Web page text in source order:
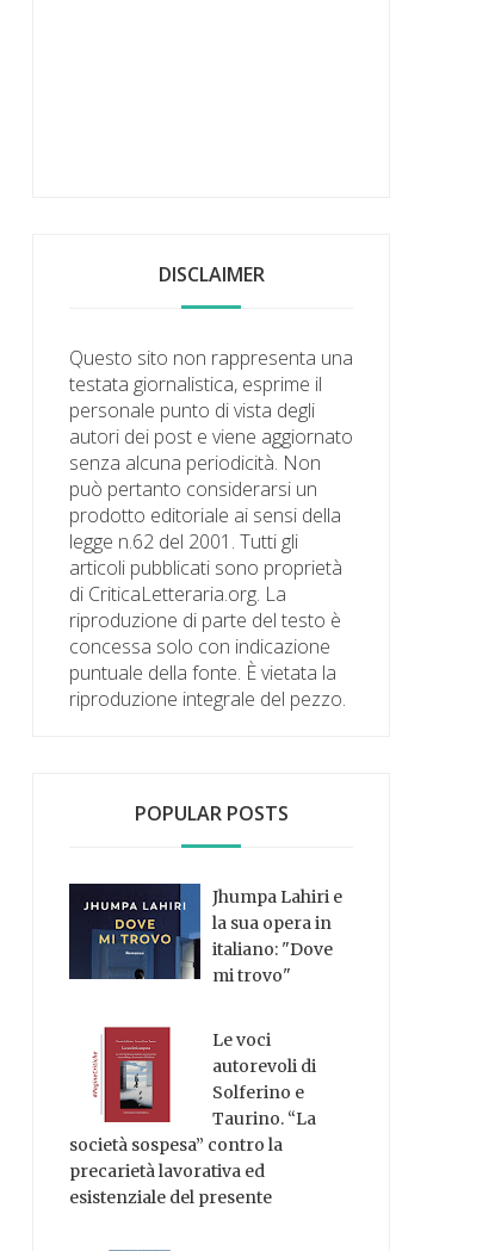
DISCLAIMER
Questo sito non rappresenta una
testata giornalistica, esprime il
personale punto di vista degli
autori dei post e viene aggiornato
senza alcuna periodicità. Non
può pertanto considerarsi un
prodotto editoriale ai sensi della
legge n.62 del 2001. Tutti gli
articoli pubblicati sono proprietà
di CriticaLetteraria.org. La
riproduzione di parte del testo è
concessa solo con indicazione
puntuale della fonte. È vietata la
riproduzione integrale del pezzo.
POPULAR POSTS
Jhumpa Lahiri e
la sua opera in
italiano: "Dove
mi trovo"
Le voci
autorevoli di
Solferino e
Taurino. “La
società sospesa” contro la
precarietà lavorativa ed
esistenziale del presente